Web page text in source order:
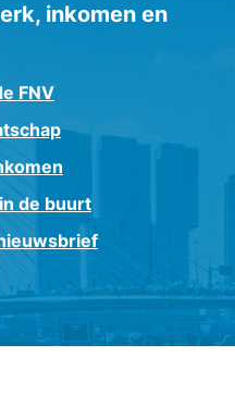
inkomen en
FNV
de buurt